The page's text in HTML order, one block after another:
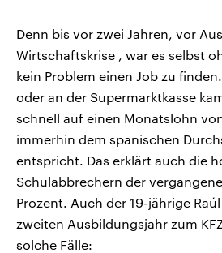
Denn bis vor zwei Jahren, vor
Wirtschaftskrise , war es selbst
kein Problem einen Job zu
oder an der Supermarktkasse
schnell auf einen Monatslohn
immerhin dem spanischen
entspricht. Das erklärt auch die
Schulabbrechern der
Prozent. Auch der 19-jährige
zweiten Ausbildungsjahr zum
solche Fälle: